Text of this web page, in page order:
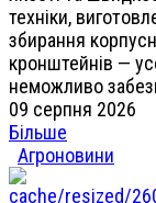
техніки,
збирання
кронштейнів —
неможливо
09 серпня 2026
Більше
Агроновини